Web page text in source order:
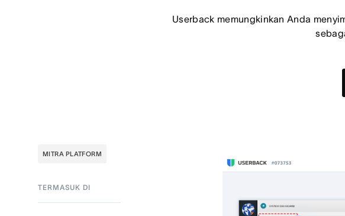
Userback memungkinkan Anda
MITRA PLATFORM
TERMASUK DI